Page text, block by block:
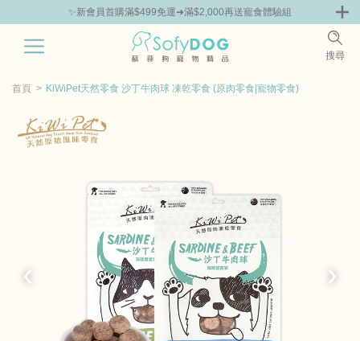
✨新會員首購滿$499免運➜滿$2,000再送寵食體驗組
搜尋
零食專區 飼料 | 凍乾優惠組 主食罐 | 餐包優惠 團購優惠
首頁 KiWiPet天然零食 沙丁牛肉球 凍乾零食 (原肉零食|寵物零食)